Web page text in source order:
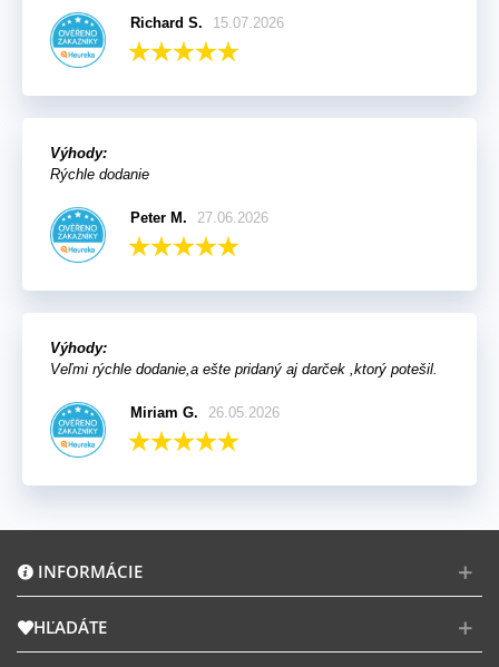
Richard S. 15.07.2026
Výhody:
Rýchle dodanie
Peter M. 27.06.2026
Výhody:
Veľmi rýchle dodanie,a ešte pridaný aj darček ,ktorý potešil.
Miriam G. 26.05.2026
INFORMÁCIE
HĽADÁTE